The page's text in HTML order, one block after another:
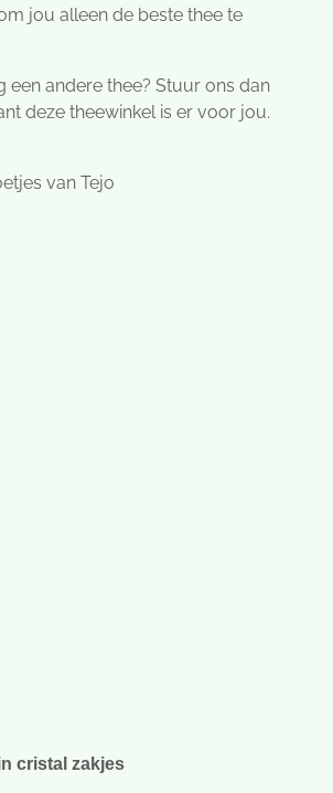
jou alleen de beste thee te
een andere thee? Stuur ons dan
deze theewinkel is er voor jou.
Tejo
cristal zakjes